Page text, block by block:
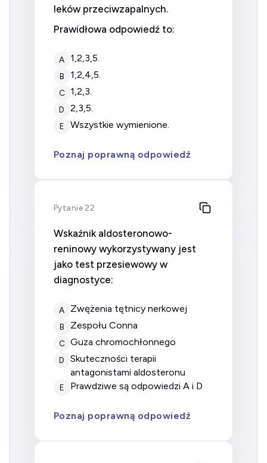
leków przeciwzapalnych.
Prawidłowa odpowiedź to:
A 1,2,3,5.
B 1,2,4,5.
C 1,2,3.
D 2,3,5.
E wszystkie wymienione.
Poznaj poprawną odpowiedź
Pytanie 22
Wskaźnik aldosteronowo-
reninowy wykorzystywany jest
jako test przesiewowy w
diagnostyce:
A zwężenia tętnicy nerkowej
B zespołu Conna
C guza chromochłonnego
D
skuteczności terapii
antagonistami aldosteronu
E prawdziwe są odpowiedzi A i D
Poznaj poprawną odpowiedź